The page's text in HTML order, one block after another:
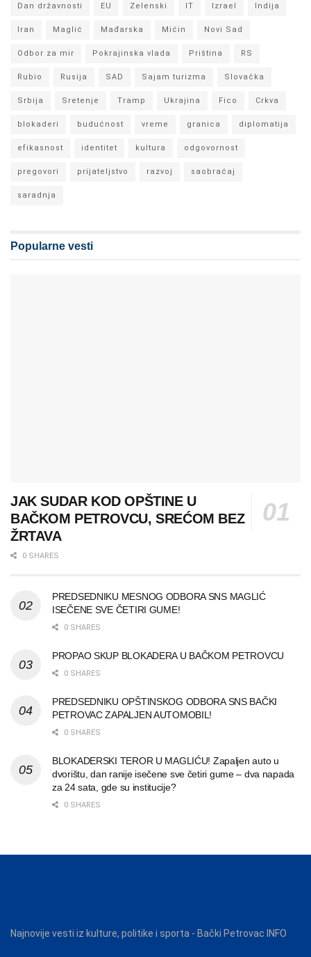
Dan državnosti EU Zelenski IT Izrael Indija
Iran Maglić Mađarska Mićin Novi Sad
Odbor za mir Pokrajinska vlada Priština RS
Rubio Rusija SAD Sajam turizma Slovačka
Srbija Sretenje Tramp Ukrajina Fico Crkva
blokaderi budućnost vreme granica diplomatija
efikasnost identitet kultura odgovornost
pregovori prijateljstvo razvoj saobraćaj
saradnja
Popularne vesti
JAK SUDAR KOD OPŠTINE U
BAČKOM PETROVCU, SREĆOM BEZ
ŽRTAVA
0 SHARES
PREDSEDNIKU MESNOG ODBORA SNS MAGLIĆ
ISEČENE SVE ČETIRI GUME!
0 SHARES
PROPAO SKUP BLOKADERA U BAČKOM PETROVCU
0 SHARES
PREDSEDNIKU OPŠTINSKOG ODBORA SNS BAČKI
PETROVAC ZAPALJEN AUTOMOBIL!
0 SHARES
BLOKADERSKI TEROR U MAGLIĆU! Zapaljen auto u
dvorištu, dan ranije isečene sve četiri gume – dva napada
za 24 sata, gde su institucije?
0 SHARES
Najnovije vesti iz kulture, politike i sporta - Bački Petrovac INFO